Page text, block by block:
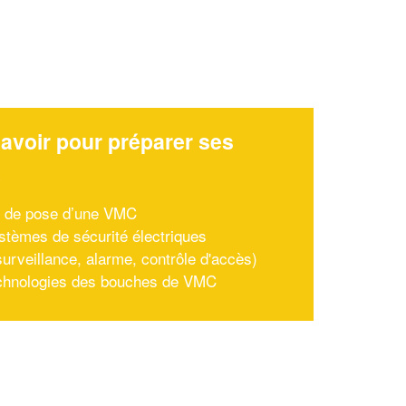
pour préparer ses
pose d’une VMC
de sécurité électriques
alarme, contrôle d'accès)
des bouches de VMC